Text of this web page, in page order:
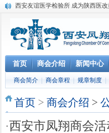
西安友谊医学检验所 成为陕西医
笔蘸深情写凤翔
豆腐村里豆腐宴
凤翔城建迈新步
凤翔将撤县建区
凤翔历史文化碑记
全国只有一个凤翔
写给华山论剑西凤酒
首页 商会介绍 新闻中心
商会简介 商会章程 规章制度
首页 > 商会介绍 >
·西安市凤翔商会活